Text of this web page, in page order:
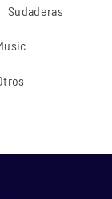
Sudaderas